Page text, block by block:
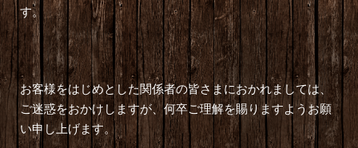
す。
お客様をはじめとした関係者の皆さまにおかれましては、
ご迷惑をおかけしますが、何卒ご理解を賜りますようお願
い申し上げます。